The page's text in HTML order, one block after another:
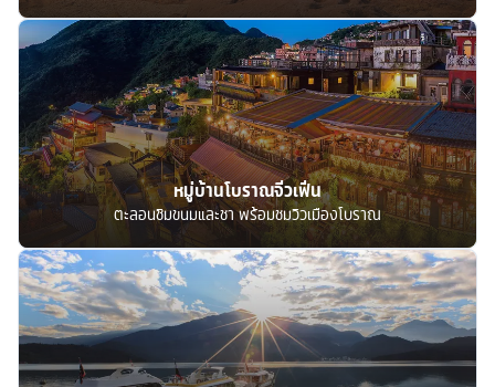
หมู่บ้านโบราณจิ่วเฟิ่น
ตะลอนชิมขนมและชา พร้อมชมวิวเมืองโบราณ